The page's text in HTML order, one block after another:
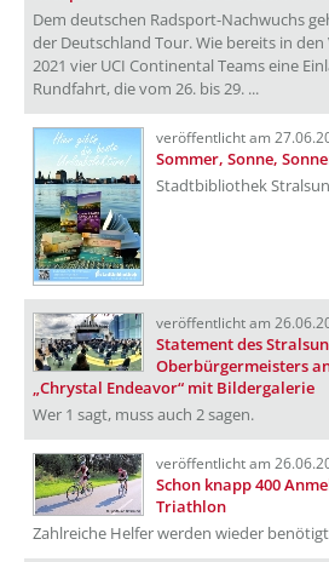
Dem deutschen Radsport-Nachwuchs
der Deutschland Tour. Wie bereits in
2021 vier UCI Continental Teams eine
Rundfahrt, die vom 26. bis 29. ...
veröffentlicht am
Sommer, Sonne,
Stadtbibliothek
veröffentlicht am
Statement des
Oberbürgermeisters
„Chrystal Endeavor“ mit Bildergalerie
Wer 1 sagt, muss auch 2 sagen.
veröffentlicht am
Schon knapp 400
Triathlon
Zahlreiche Helfer werden wieder benötigt